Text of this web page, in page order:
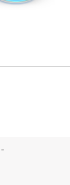
”